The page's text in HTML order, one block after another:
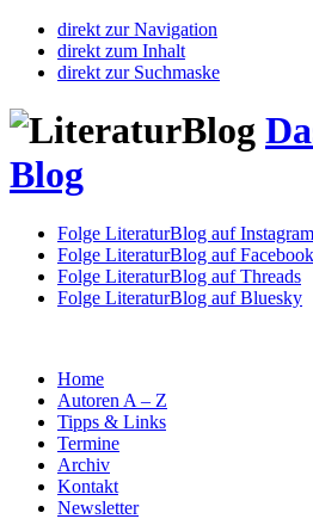
direkt zur Navigation
direkt zum Inhalt
direkt zur Suchmaske
Blog
Folge LiteraturBlog auf Instagram
Folge LiteraturBlog auf Facebook
Folge LiteraturBlog auf Threads
Folge LiteraturBlog auf Bluesky
Home
Autoren A – Z
Tipps & Links
Termine
Archiv
Kontakt
Newsletter